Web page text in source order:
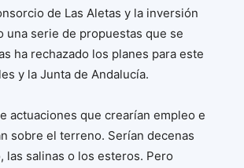
de Las Aletas y la inversión
una serie de propuestas que se
ha rechazado los planes para este
y la Junta de Andalucía.
actuaciones que crearían empleo e
sobre el terreno. Serían decenas
salinas o los esteros. Pero